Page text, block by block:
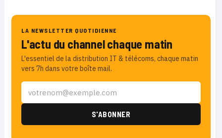
LA NEWSLETTER QUOTIDIENNE
L'actu du channel chaque matin
L'essentiel de la distribution IT & télécoms, chaque matin
vers 7h dans votre boîte mail.